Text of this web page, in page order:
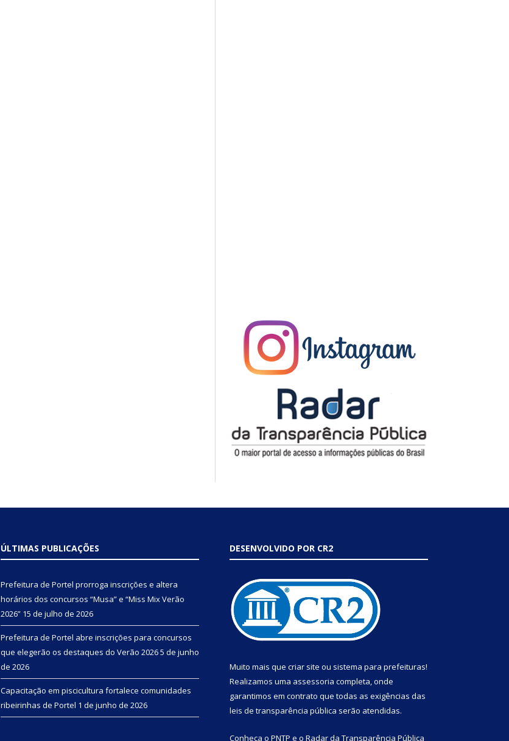
ÚLTIMAS PUBLICAÇÕES
Prefeitura de Portel prorroga inscrições e altera
horários dos concursos “Musa” e “Miss Mix Verão
2026” 15 de julho de 2026
Prefeitura de Portel abre inscrições para concursos
que elegerão os destaques do Verão 20265 de junho
de 2026
Capacitação em piscicultura fortalece comunidades
ribeirinhas de Portel 1 de junho de 2026
DESENVOLVIDO POR CR2
Muito mais que criar site ou sistema para prefeituras!
Realizamos uma assessoria completa, onde
garantimos em contrato que todas as exigências das
leis de transparência pública serão atendidas.
Conheça o PNTP e o Radar da Transparência Pública